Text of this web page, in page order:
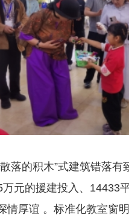
落的积木”式建筑错落
万元的援建投入、14433
情厚谊 。标准化教室窗